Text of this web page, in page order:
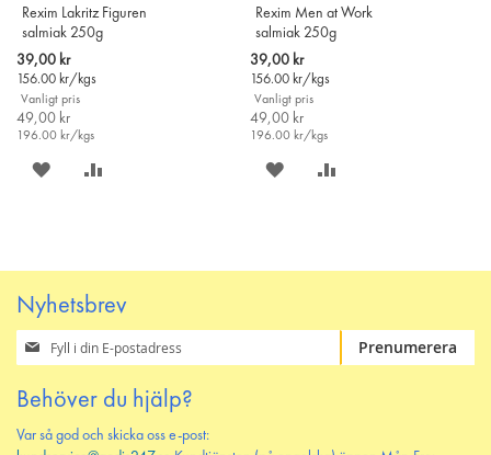
Rexim Lakritz Figuren
salmiak 250g
Special
Price
39,00 kr
156.00 kr/kgs
Vanligt pris
49,00 kr
196.00 kr/kgs
SPARA
Rexim Men at Work
salmiak 250g
Special
Price
39,00 kr
156.00 kr/kgs
Vanligt pris
49,00 kr
196.00 kr/kgs
SPARA
Nyhetsbrev
Prenumerera
på
nyhetsbrev
Prenumerera
Behöver du hjälp?
Var så god och skicka oss e-post: